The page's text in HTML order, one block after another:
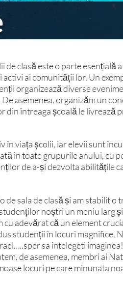
clasă este o parte esențială
ai comunității lor. Un
organizează diverse
asemenea, organizăm un
întreaga școală le livrează
în viața școlii, iar elevii sunt
în toate grupurile anului, cu
de a-și dezvolta abilitățile
de sala de clasă și am stabilit
noștri un meniu larg
adevărat că un element
studenții în locuri magnifice,
sa intelegeti
de asemenea, membri ai
locuri pe care minunata